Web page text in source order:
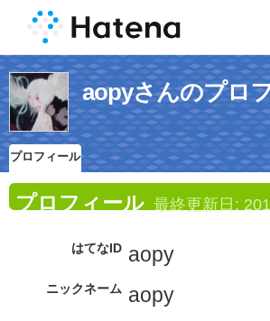
aopyさんのプロ
プロフィール
プロフィール 最終更新日:
はてなID aopy
ニックネーム aopy